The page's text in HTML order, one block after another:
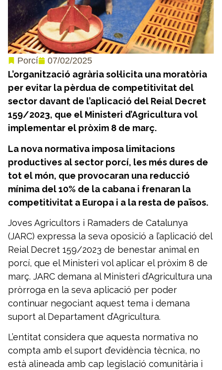
Porcí 07/02/2025
L’organització agrària sol·licita una moratòria
per evitar la pèrdua de competitivitat del
sector davant de l’aplicació del Reial Decret
159/2023, que el Ministeri d’Agricultura vol
implementar el pròxim 8 de març.
La nova normativa imposa limitacions
productives al sector porcí, les més dures de
tot el món, que provocaran una reducció
mínima del 10% de la cabana i frenaran la
competitivitat a Europa i a la resta de països.
Joves Agricultors i Ramaders de Catalunya
(JARC) expressa la seva oposició a l’aplicació del
Reial Decret 159/2023 de benestar animal en
porcí, que el Ministeri vol aplicar el pròxim 8 de
març. JARC demana al Ministeri d’Agricultura una
pròrroga en la seva aplicació per poder
continuar negociant aquest tema i demana
suport al Departament d’Agricultura.
L’entitat considera que aquesta normativa no
compta amb el suport d’evidència tècnica, no
està alineada amb cap legislació comunitària i